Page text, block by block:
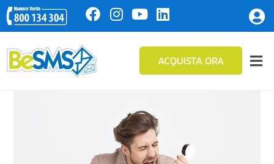
ACQUISTA ORA